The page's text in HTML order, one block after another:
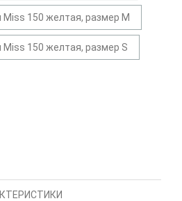
150 желтая, размер M
150 желтая, размер S